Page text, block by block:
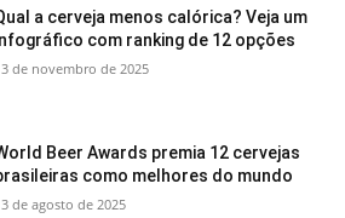
a cerveja menos calórica? Veja um
com ranking de 12 opções
de novembro de 2025
Beer Awards premia 12 cervejas
como melhores do mundo
de agosto de 2025